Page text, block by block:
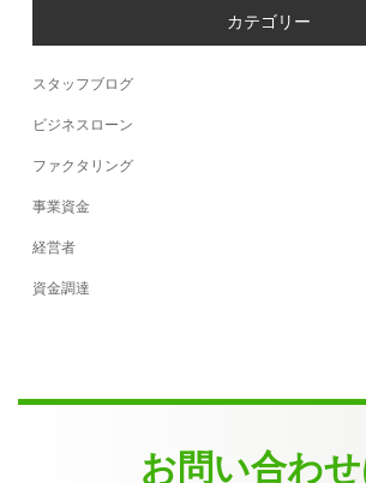
カテゴリー
スタッフブログ
ビジネスローン
ファクタリング
事業資金
経営者
資金調達
お問い合わ